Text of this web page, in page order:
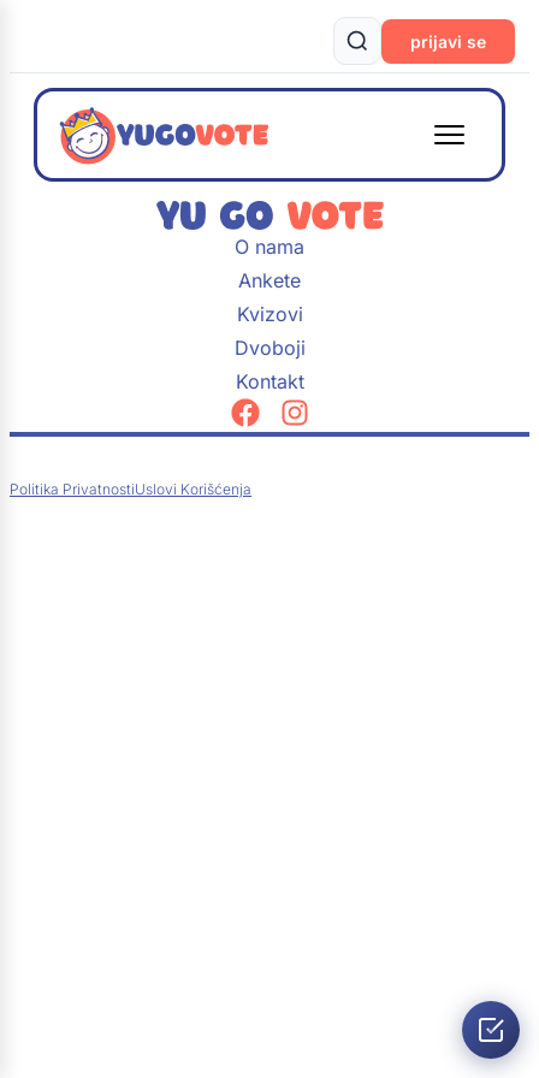
prijavi se
O nama
Ankete
Kvizovi
Dvoboji
Kontakt
Politika PrivatnostiUslovi Korišćenja